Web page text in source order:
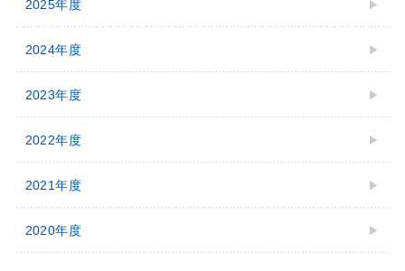
2025年度
2024年度
2023年度
2022年度
2021年度
2020年度